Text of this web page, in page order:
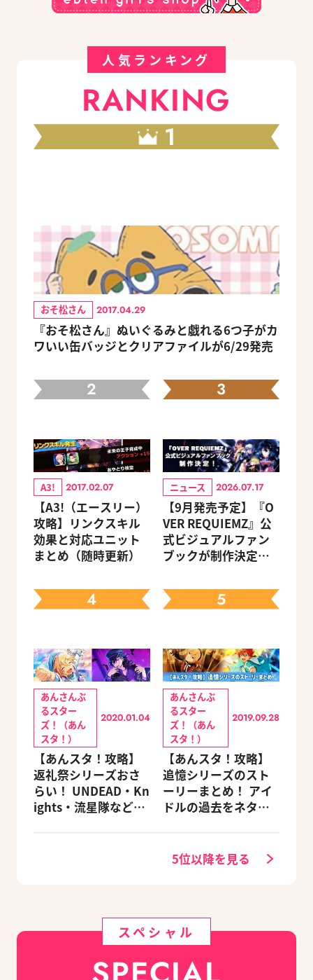
人気ランキング
RANKING
1
おそ松さん 2017.04.29
『おそ松さん』ぬいぐるみと戯れる6つ子がカ
ワいい缶バッジとクリアファイルが6/29発売
2
A3! 2017.02.07
【A3!（エースリー）
攻略】リンクスキル
効果と対応ユニット
まとめ（随時更新）
3
ニュース 2026.07.17
【9月発売予定】『O
VER REQUIEMZ』公
式ビジュアルファン
ブックが制作決定！
る豪華グッズ付き限
定セットも同時発売
4
あんさんぶ
るスター
ズ！（あん
スタ！）
2020.01.04
【あんスタ！攻略】
返礼祭シリーズおさ
らい！ UNDEAD・Kn
ights・流星隊など、
5
あんさんぶ
るスター
ズ！（あん
スタ！）
2019.09.28
【あんスタ！攻略】
追憶シリーズのスト
ーリーまとめ！ アイ
ドルの過去をネタバ
5位以降を見る
スペシャル